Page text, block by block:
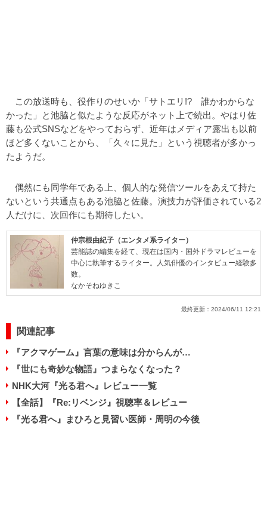
この放送時も、役作りのせいか「サトエリ!? 誰かわからな
かった」と池脇と似たような反応がネット上で続出。やはり佐
藤も公式SNSなどをやっておらず、近年はメディア露出も以前
ほど多くないことから、「久々に見た」という視聴者が多かっ
たようだ。
偶然にも同学年である上、個人的な発信ツールをあえて持た
ないという共通点もある池脇と佐藤。演技力が評価されている2
人だけに、次回作にも期待したい。
仲宗根由紀子（エンタメ系ライター）
芸能誌の編集を経て、現在は国内・国外ドラマレビューを
中心に執筆するライター。人気俳優のインタビュー経験多
数。
なかそねゆきこ
最終更新： 2024/06/11 12:21
関連記事
『アクマゲーム』言葉の意味は分からんが…
『世にも奇妙な物語』つまらなくなった？
NHK大河『光る君へ』レビュー一覧
【全話】『Re:リベンジ』視聴率＆レビュー
『光る君へ』まひろと見習い医師・周明の今後